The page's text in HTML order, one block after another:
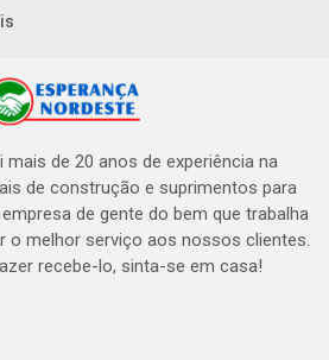
mais de 20 anos de experiência na
de construção e suprimentos para
de gente do bem que trabalha
o melhor serviço aos nossos clientes.
recebe-lo, sinta-se em casa!